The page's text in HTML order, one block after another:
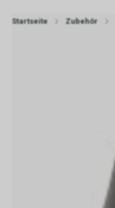
Startseite Zubehör